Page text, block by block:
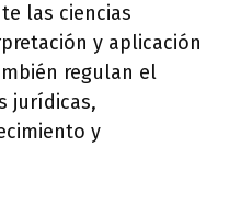
las ciencias
y aplicación
regulan el
jurídicas,
y